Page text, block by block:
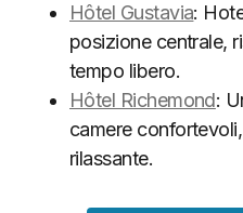
Hôtel Gustavia:
posizione centrale,
tempo libero.
Hôtel Richemond:
camere
rilassante.